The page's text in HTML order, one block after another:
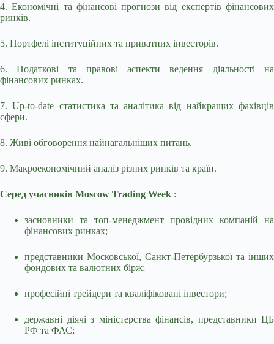
4. Економічні та фінансові прогнози від експертів фінансових
ринків.
5. Портфелі інституційних та приватних інвесторів.
6. Податкові та правові аспекти ведення діяльності на
фінансових ринках.
7. Up-to-date статистика та аналітика від найкращих фахівців
сфери.
8. Живі обговорення найнагальніших питань.
9. Макроекономічний аналіз різних ринків та країн.
Серед учасників Moscow Trading Week :
засновники та топ-менеджмент провідних компаній на
фінансових ринках;
представники Московської, Санкт-Петербурзької та інших
фондових та валютних бірж;
професійні трейдери та кваліфіковані інвестори;
державні діячі з міністерства фінансів, представники ЦБ
РФ та ФАС;